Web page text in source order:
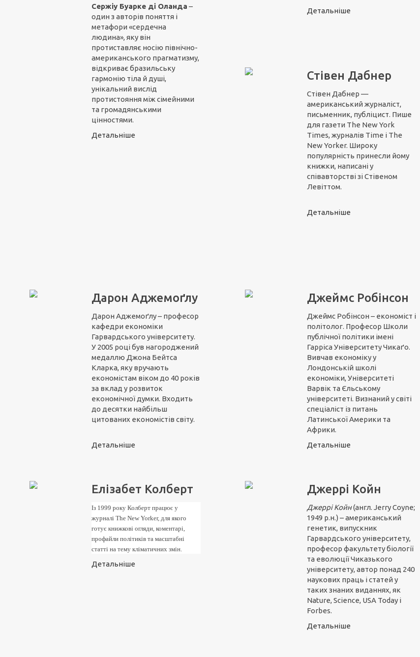
Сержіу Буарке ді Оланда –
один з авторів поняття і
метафори «сердечна
людина», яку він
протиставляє носію північно-
американського прагматизму,
відкриває бразильську
гармонію тіла й душі,
унікальний вислід
протистояння між сімейними
та громадянськими
цінностями.
Детальніше
Детальніше
Стівен Дабнер
Стівен Дабнер —
американський журналіст,
письменник, публіцист. Пише
для газети The New York
Times, журналів Time і The
New Yorker. Широку
популярність принесли йому
книжки, написані у
співавторстві зі Стівеном
Левіттом.
Детальніше
Дарон Аджемоґлу
Дарон Аджемоґлу – професор
кафедри економіки
Гарвардського університету.
У 2005 році був нагороджений
медаллю Джона Бейтса
Кларка, яку вручають
економістам віком до 40 років
за вклад у розвиток
економічної думки. Входить
до десятки найбільш
цитованих економістів світу.
Детальніше
Джеймс Робінсон
Джеймс Робінсон – економіст і
політолог. Професор Школи
публічної політики імені
Гарріса Університету Чикаґо.
Вивчав економіку у
Лондонській школі
економіки, Університеті
Варвік та Єльському
університеті. Визнаний у світі
спеціаліст із питань
Латинської Америки та
Африки.
Детальніше
Елізабет Колберт
Із 1999 року Колберт працює у
журналі The New Yorker, для якого
готує книжкові огляди, коментарі,
профайли політиків та масштабні
статті на тему кліматичних змін.
Детальніше
Джеррі Койн
Джеррі Койн(англ. Jerry Coyne;
1949 р.н.) – американський
генетик, випускник
Гарвардського університету,
професор факультету біології
та еволюції Чиказького
університету, автор понад 240
наукових праць і статей у
таких знаних виданнях, як
Nature, Science, USA Today і
Forbes.
Детальніше